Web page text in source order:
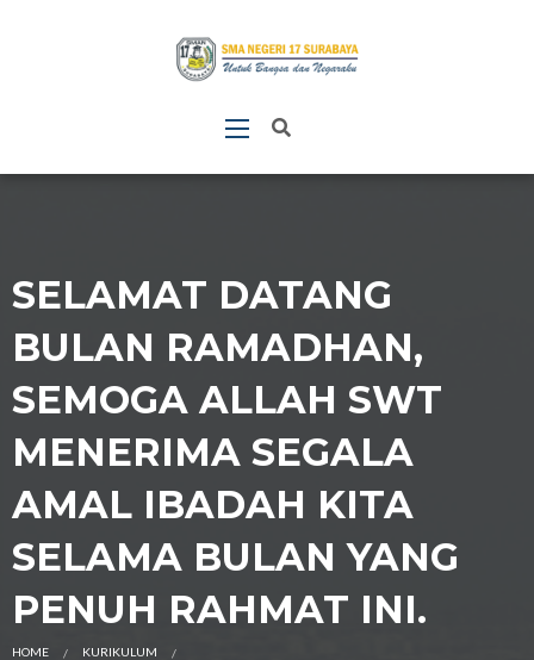
SELAMAT DATANG
BULAN RAMADHAN,
SEMOGA ALLAH SWT
MENERIMA SEGALA
AMAL IBADAH KITA
SELAMA BULAN YANG
PENUH RAHMAT INI.
HOME
KURIKULUM